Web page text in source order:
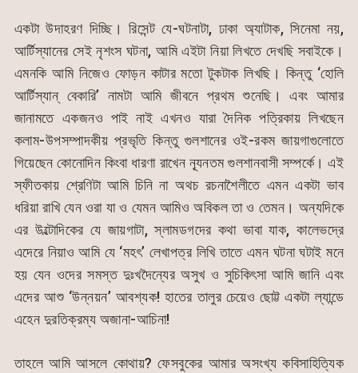
একটা উদাহরণ দিচ্ছি। রিসেন্ট যে-ঘটনাটা, ঢাকা অ্যাটাক, সিনেমা নয়,
আর্টিস্যানের সেই নৃশংস ঘটনা, আমি এইটা নিয়া লিখতে দেখছি সবাইকে।
এমনকি আমি নিজেও ফোড়ন কাটার মতো টুকটাক লিখছি। কিন্তু ‘হোলি
আর্টিস্যান্ বেকারি’ নামটা আমি জীবনে প্রথম শুনেছি। এবং আমার
জানামতে একজনও পাই নাই এখনও যারা দৈনিক পত্রিকায় লিখছেন
কলাম-উপসম্পাদকীয় প্রভৃতি কিন্তু গুলশানের ওই-রকম জায়গাগুলোতে
গিয়েছেন কোনোদিন কিংবা ধারণা রাখেন ন্যূনতম গুলশানবাসী সম্পর্কে। এই
স্ফীতকায় শ্রেণিটা আমি চিনি না অথচ রচনাশৈলীতে এমন একটা ভাব
ধরিয়া রাখি যেন ওরা যা ও যেমন আমিও অবিকল তা ও তেমন। অন্যদিকে
এর উল্টোদিকের যে জায়গাটা, স্লামডগদের কথা ভাবা যাক, কালেভদ্রে
এদেরে নিয়াও আমি যে ‘মহৎ’ লেখাপত্র লিখি তাতে এমন ঘটনা ঘটাই মনে
হয় যেন ওদের সমস্ত দুঃখদৈন্যের অসুখ ও সুচিকিৎসা আমি জানি এবং
এদের আশু ‘উন্নয়ন’ আবশ্যক! হাতের তালুর চেয়েও ছোট্ট একটা ল্যান্ডে
এহেন দুরতিক্রম্য অজানা-আচিনা!
তাহলে আমি আসলে কোথায়? ফেসবুকের আমার অসংখ্য কবিসাহিত্যিক